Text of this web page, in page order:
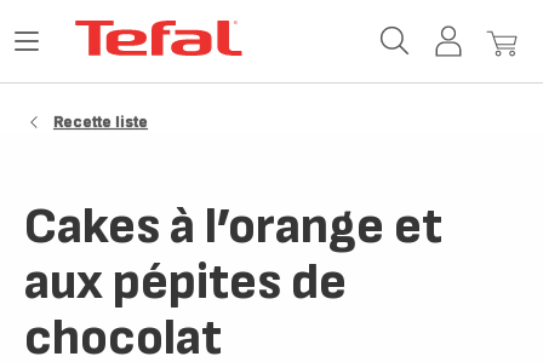
MonMon
Ouvrir
Recette liste
Cakes à l’orange et
aux pépites de
chocolat